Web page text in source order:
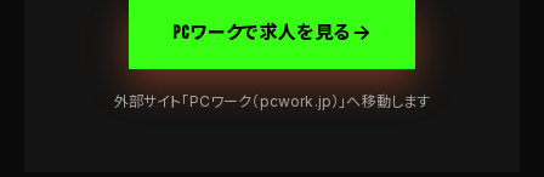
PCワークで求人を見る
外部サイト「PCワーク（pcwork.jp）」へ移動します